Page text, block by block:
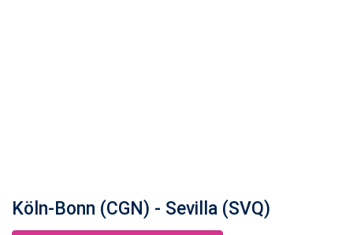
Köln-Bonn (CGN) - Sevilla (SVQ)